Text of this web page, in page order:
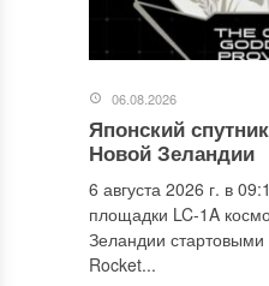
06.08.2026
Японский
Новой Зеландии
6 августа 2026 г. в
площадки LC-1A
Зеландии
Rocket...